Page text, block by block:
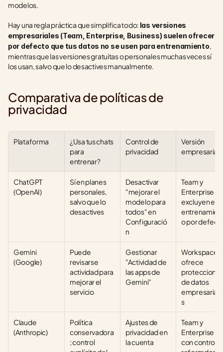
modelos.
Hay una regla práctica que simplifica todo: las versiones
empresariales (Team, Enterprise, Business) suelen ofrecer
por defecto que tus datos no se usen para entrenamiento,
mientras que las versiones gratuitas o personales muchas veces sí
los usan, salvo que lo desactives manualmente.
Comparativa de políticas de
privacidad
Plataforma
¿Usa tus chats
para
entrenar?
Control de
privacidad
Versión
empresarial
ChatGPT
(OpenAI)
Sí en planes
personales,
salvo que lo
desactives
Desactivar
"mejorar el
modelo para
todos" en
Configuració
n
Team y
Enterprise
excluyen el
o por
Gemini
(Google)
Puede
revisarse
actividad para
mejorar el
servicio
Gestionar
"Actividad de
las apps de
Gemini"
Workspace
ofrece
de datos
empresariale
s
Claude
(Anthropic)
Política
conservadora
; control
Ajustes de
privacidad en
la cuenta
Team y
Enterprise
con